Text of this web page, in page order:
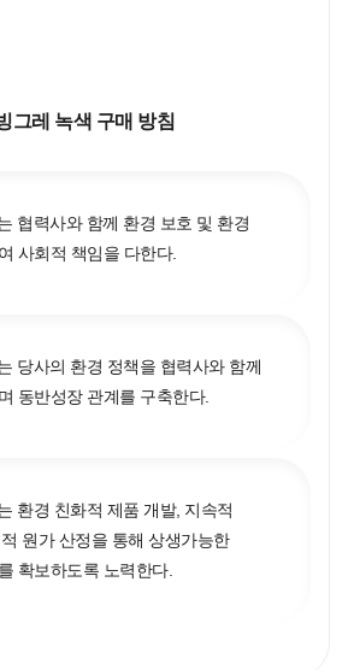
그레 녹색 구매 방침
협력사와 함께 환경 보호 및 환경
사회적 책임을 다한다.
당사의 환경 정책을 협력사와 함께
동반성장 관계를 구축한다.
환경 친화적 제품 개발, 지속적
원가 산정을 통해 상생가능한
확보하도록 노력한다.